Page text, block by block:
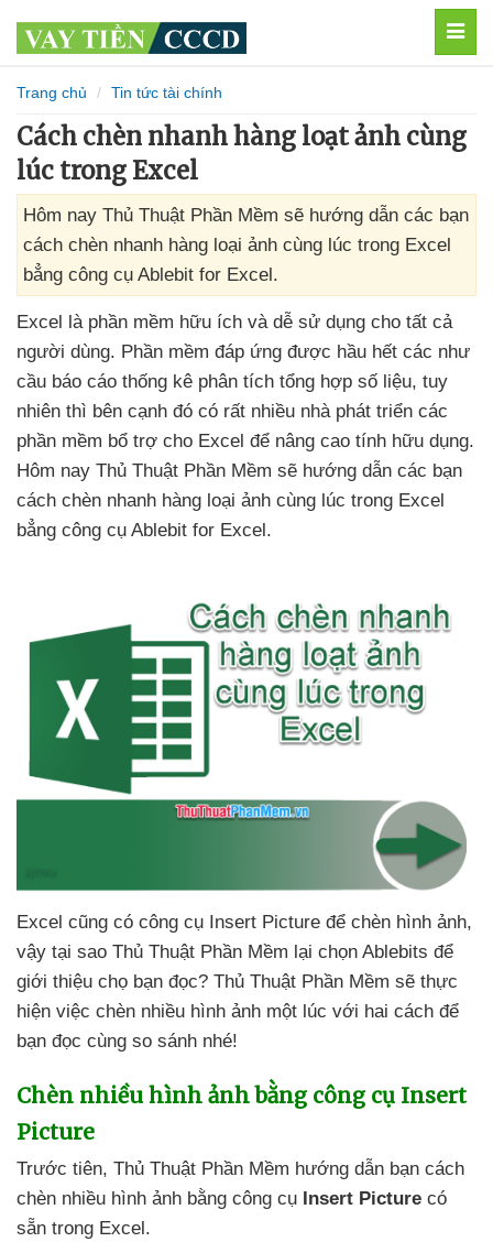
Trang chủ Tin tức tài chính
Cách chèn nhanh hàng loạt ảnh cùng
lúc trong Excel
Hôm nay Thủ Thuật Phần Mềm sẽ hướng dẫn các bạn
cách chèn nhanh hàng loại ảnh cùng lúc trong Excel
bẳng công cụ Ablebit for Excel.
Excel là phần mềm hữu ích và dễ sử dụng cho tất cả
người dùng. Phần mềm đáp ứng được hầu hết các như
cầu báo cáo thống kê phân tích tổng hợp số liệu, tuy
nhiên thì bên cạnh đó có rất nhiều nhà phát triển các
phần mềm bổ trợ cho Excel để nâng cao tính hữu dụng.
Hôm nay Thủ Thuật Phần Mềm sẽ hướng dẫn các bạn
cách chèn nhanh hàng loại ảnh cùng lúc trong Excel
bẳng công cụ Ablebit for Excel.
Excel cũng có công cụ Insert Picture để chèn hình ảnh,
vậy tại sao Thủ Thuật Phần Mềm lại chọn Ablebits để
giới thiệu chọ bạn đọc? Thủ Thuật Phần Mềm sẽ thực
hiện việc chèn nhiều hình ảnh một lúc với hai cách để
bạn đọc cùng so sánh nhé!
Chèn nhiều hình ảnh bằng công cụ Insert
Picture
Trước tiên, Thủ Thuật Phần Mềm hướng dẫn bạn cách
chèn nhiều hình ảnh bằng công cụ Insert Picture có
sẵn trong Excel.